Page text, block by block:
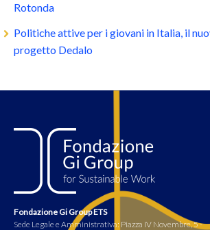
Rotonda
Politiche attive per i giovani in Italia, il
progetto Dedalo
Fondazione Gi Group ETS
Sede Legale e Amministrativa: Piazza IV Novembre, 5 -